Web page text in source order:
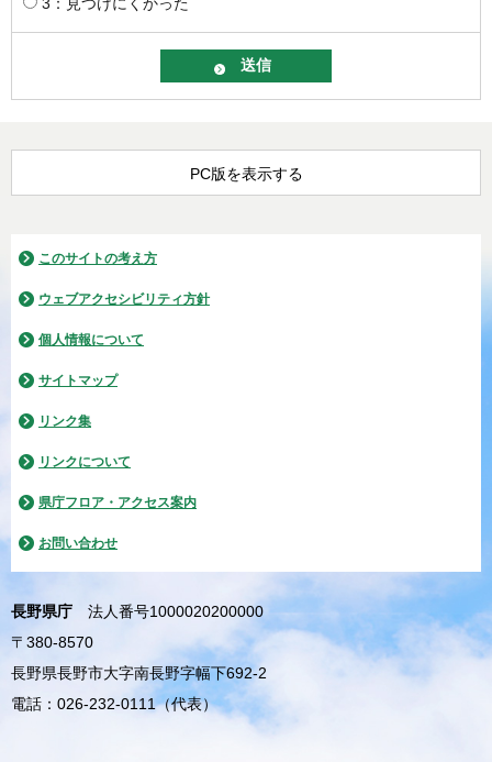
PC版を表示する
このサイトの考え方
ウェブアクセシビリティ方針
個人情報について
サイトマップ
リンク集
リンクについて
県庁フロア・アクセス案内
お問い合わせ
長野県庁
法人番号1000020200000
〒380-8570
長野県長野市大字南長野字幅下692-2
電話：026-232-0111（代表）